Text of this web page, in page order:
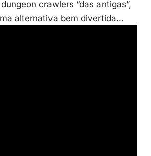
crawlers “das antigas”,
alternativa bem divertida…